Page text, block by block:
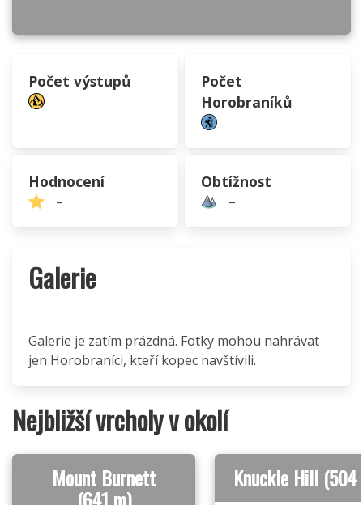
Počet výstupů
Počet
Horobraníků
Hodnocení
–
Obtížnost
–
Galerie
Galerie je zatím prázdná. Fotky mohou nahrávat
jen Horobraníci, kteří kopec navštívili.
Nejbližší vrcholy v okolí
Mount Burnett Knuckle Hill (504